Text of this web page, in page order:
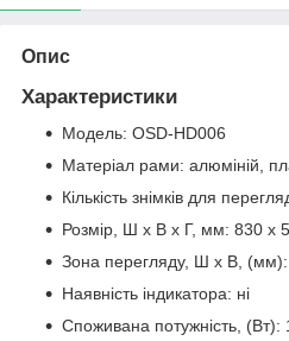
Опис
Характеристики
Модель: OSD-HD006
Матеріал рами: алюміній,
Кількість знімків для
Розмір, Ш х В х Г, мм: 830 х
Зона перегляду, Ш х В,
Наявність індикатора: ні
Споживана потужність, (Вт):